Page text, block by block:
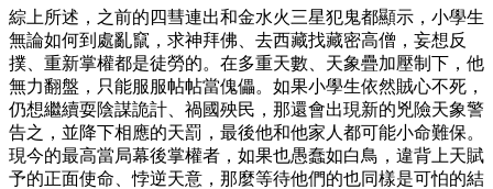
綜上所述，之前的四彗連出和金水火三星犯鬼都顯示，小學生
無論如何到處亂竄，求神拜佛、去西藏找藏密高僧，妄想反
撲、重新掌權都是徒勞的。在多重天數、天象疊加壓制下，他
無力翻盤，只能服服帖帖當傀儡。如果小學生依然賊心不死，
仍想繼續耍陰謀詭計、禍國殃民，那還會出現新的兇險天象警
告之，並降下相應的天罰，最後他和他家人都可能小命難保。
現今的最高當局幕後掌權者，如果也愚蠢如白鳥，違背上天賦
予的正面使命、悖逆天意，那麼等待他們的也同樣是可怕的結